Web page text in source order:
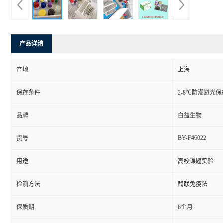
产品详请
产地 上海
保存条件 2-8℃防潮避光保
品牌 白益生物
货号 BY-F46022
用途 高校课题实验
检测方法 酶联免疫法
保质期 6个月